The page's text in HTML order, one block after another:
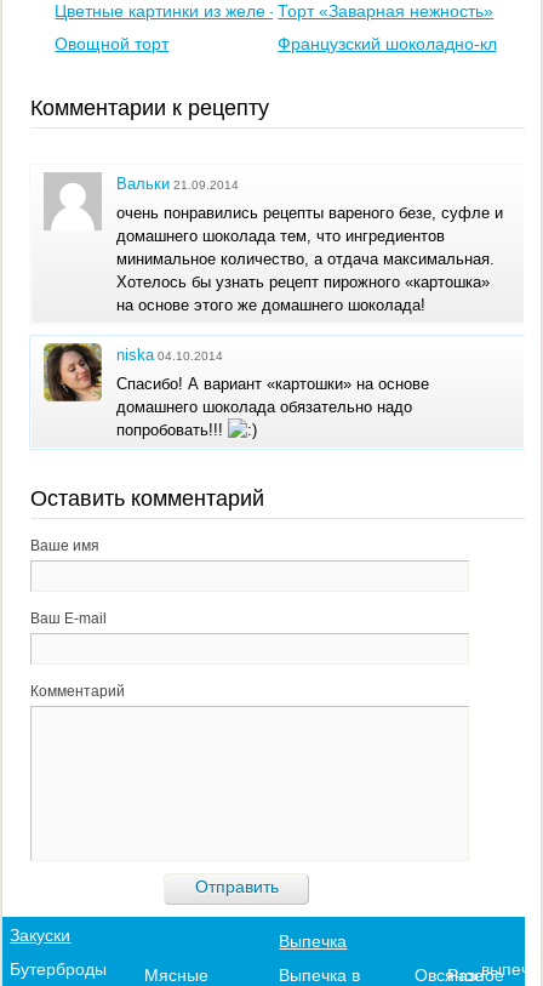
Цветные картинки из желе – «мини витражи»
Торт «Заварная нежность»
Овощной торт
Французский шоколадно-
Комментарии к рецепту
Вальки 21.09.2014
очень понравились рецепты вареного безе, суфле и
домашнего шоколада тем, что ингредиентов
минимальное количество, а отдача максимальная.
Хотелось бы узнать рецепт пирожного «картошка»
на основе этого же домашнего шоколада!
niska 04.10.2014
Спасибо! А вариант «картошки» на основе
домашнего шоколада обязательно надо
попробовать!!!
Оставить комментарий
Ваше имя
Ваш E-mail
Комментарий
Закуски
Бутерброды
Мясные
Выпечка
Выпечка в
Овсяное
Разное